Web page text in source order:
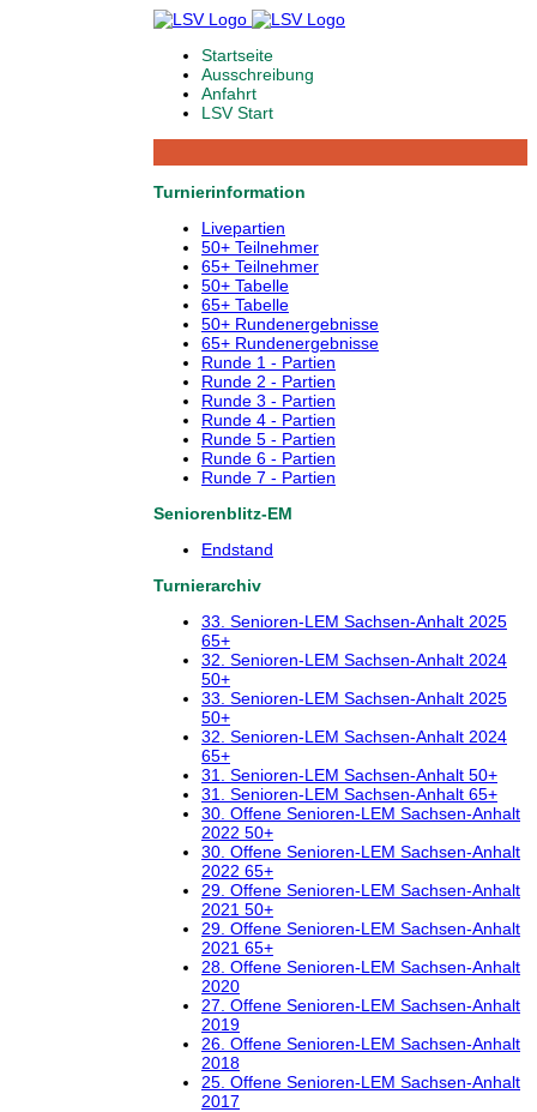
Startseite
Ausschreibung
Anfahrt
LSV Start
Turnierinformation
Livepartien
50+ Teilnehmer
65+ Teilnehmer
50+ Tabelle
65+ Tabelle
50+ Rundenergebnisse
65+ Rundenergebnisse
Runde 1 - Partien
Runde 2 - Partien
Runde 3 - Partien
Runde 4 - Partien
Runde 5 - Partien
Runde 6 - Partien
Runde 7 - Partien
Seniorenblitz-EM
Endstand
Turnierarchiv
33. Senioren-LEM Sachsen-Anhalt 2025
65+
32. Senioren-LEM Sachsen-Anhalt 2024
50+
33. Senioren-LEM Sachsen-Anhalt 2025
50+
32. Senioren-LEM Sachsen-Anhalt 2024
65+
31. Senioren-LEM Sachsen-Anhalt 50+
31. Senioren-LEM Sachsen-Anhalt 65+
30. Offene Senioren-LEM Sachsen-Anhalt
2022 50+
30. Offene Senioren-LEM Sachsen-Anhalt
2022 65+
29. Offene Senioren-LEM Sachsen-Anhalt
2021 50+
29. Offene Senioren-LEM Sachsen-Anhalt
2021 65+
28. Offene Senioren-LEM Sachsen-Anhalt
2020
27. Offene Senioren-LEM Sachsen-Anhalt
2019
26. Offene Senioren-LEM Sachsen-Anhalt
2018
25. Offene Senioren-LEM Sachsen-Anhalt
2017